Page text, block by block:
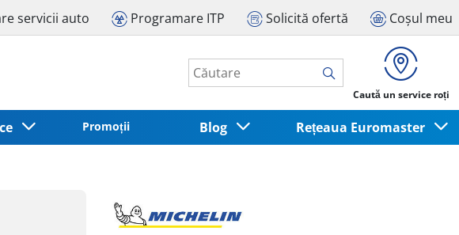
servicii auto Programare ITP Solicită ofertă Coșul meu
Caută un service roți
Promoții Blog Rețeaua Euromaster